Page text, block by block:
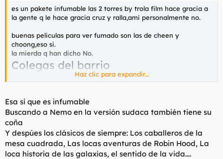
es un pakete infumable las 2 torres by trola film hace gracia a
la gente q le hace gracia cruz y ralla,ami personalmente no.
buenas peliculas para ver fumado son las de cheen y
choong,eso si.
la mierda q han dicho No.
Colegas del barrio
Haz clic para expandir...
Esa si que es infumable
Buscando a Nemo en la versión sudaca también tiene su
coña
Y despúes los clásicos de siempre: Los caballeros de la
mesa cuadrada, Las locas aventuras de Robin Hood, La
loca historia de las galaxias, el sentido de la vida....